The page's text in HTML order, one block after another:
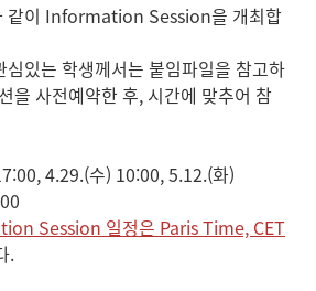
같이 Information Session을 개최합
심있는 학생께서는 붙임파일을 참고하
을 사전예약한 후, 시간에 맞추어 참
4.29.(수) 10:00, 5.12.(화)
Session 일정은 Paris Time, CET
.